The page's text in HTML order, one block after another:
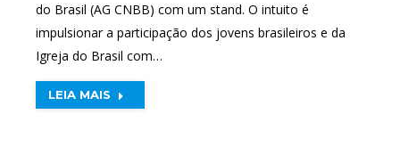
do Brasil (AG CNBB) com um stand. O intuito é
impulsionar a participação dos jovens brasileiros e da
Igreja do Brasil com…
LEIA MAIS